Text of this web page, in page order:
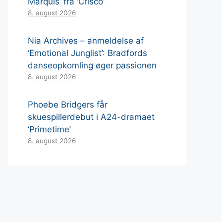
8. august 2026
Nia Archives – anmeldelse af
‘Emotional Junglist’: Bradfords
danseopkomling øger passionen
8. august 2026
Phoebe Bridgers får
skuespillerdebut i A24-dramaet
‘Primetime’
8. august 2026